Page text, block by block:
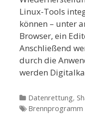
Linux-Tools
können – unter
Browser, ein
Anschließend
durch die
werden
Kategorien
Datenrettung,
Tags
Brennprogramm